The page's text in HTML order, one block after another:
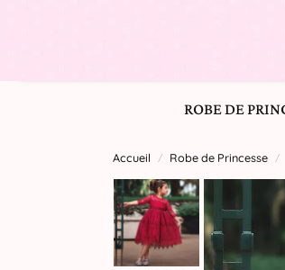
ROBE DE
Accueil / Robe de Princesse /